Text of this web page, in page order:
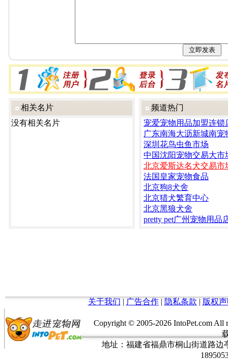
相关名片
没有相关名片
频道热门
宠爱宠物用品加盟连锁
广东南海大沥新城南宠
深圳花鸟虫鱼市场
中国沈阳宠物交易大市
北京爱斯达名犬交易市
法国皇家宠物食品
北京狗8犬舍
北京猎犬繁育中心
北京黑狼犬舍
pretty pet广州宠物用品
关于我们 | 广告合作| 隐私条款 | 版权
Copyright © 2005-2026 IntoPet.com
地址：福建省福鼎市桐山街道路边